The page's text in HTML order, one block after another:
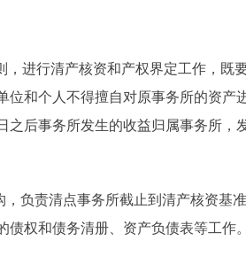
进行清产核资和产权界定工作，既
和个人不得擅自对原事务所的资产
后事务所发生的收益归属事务所，
责清点事务所截止到清产核资基
权和债务清册、资产负债表等工作。